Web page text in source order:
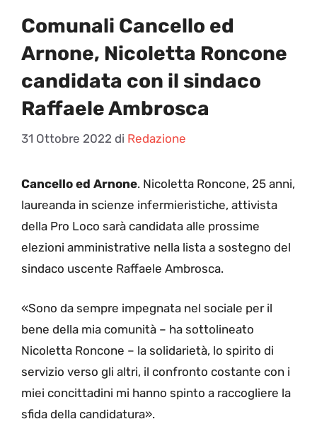
Comunali Cancello ed
Arnone, Nicoletta Roncone
candidata con il sindaco
Raffaele Ambrosca
31 Ottobre 2022 di Redazione
Cancello ed Arnone. Nicoletta Roncone, 25 anni,
laureanda in scienze infermieristiche, attivista
della Pro Loco sarà candidata alle prossime
elezioni amministrative nella lista a sostegno del
sindaco uscente Raffaele Ambrosca.
«Sono da sempre impegnata nel sociale per il
bene della mia comunità – ha sottolineato
Nicoletta Roncone – la solidarietà, lo spirito di
servizio verso gli altri, il confronto costante con i
miei concittadini mi hanno spinto a raccogliere la
sfida della candidatura».